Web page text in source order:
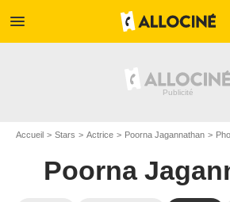
menu
Accueil Stars Actrice Poorna Jagannathan
Poorna